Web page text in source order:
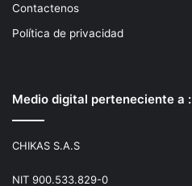
Contactenos
Política de privacidad
Medio digital perteneciente a :
CHIKAS S.A.S
NIT 900.533.829-0